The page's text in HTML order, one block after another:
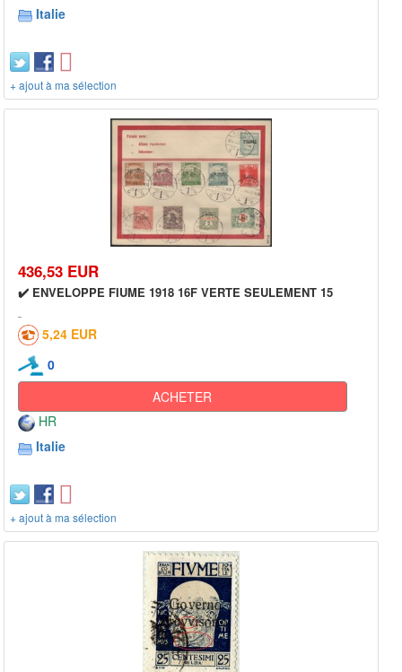
Italie
+ ajout à ma sélection
436,53 EUR
✔️ ENVELOPPE FIUME 1918 16F VERTE SEULEMENT 15
5,24 EUR
0
ACHETER
HR
Italie
+ ajout à ma sélection